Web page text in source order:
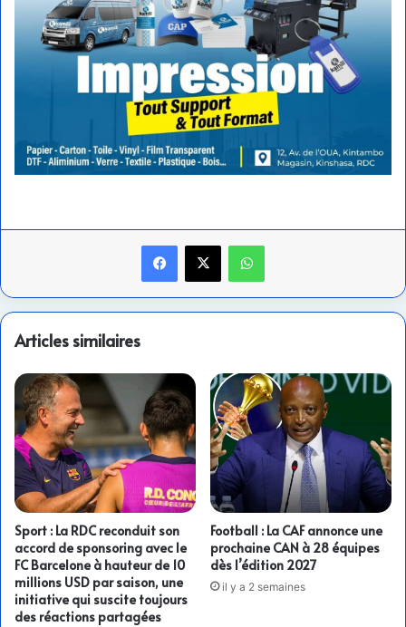
Facebook
X WhatsApp
Articles similaires
Sport : La RDC reconduit son
accord de sponsoring avec le
FC Barcelone à hauteur de 10
millions USD par saison, une
initiative qui suscite toujours
des réactions partagées
Football : La CAF annonce une
prochaine CAN à 28 équipes
dès l’édition 2027
il y a 2 semaines